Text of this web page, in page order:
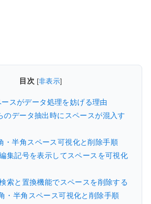
目次 [非表示]
スがデータ処理を妨げる理由
のデータ抽出時にスペースが混入す
・半角スペース可視化と削除手順
集記号を表示してスペースを可視化
索と置換機能でスペースを削除する
・半角スペース可視化と削除手順